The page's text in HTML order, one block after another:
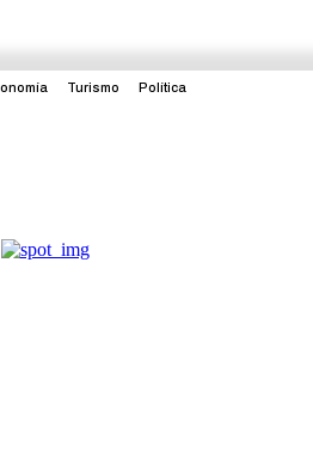
Turismo
Política